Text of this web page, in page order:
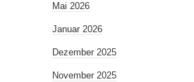
Mai 2026
Januar 2026
Dezember 2025
November 2025